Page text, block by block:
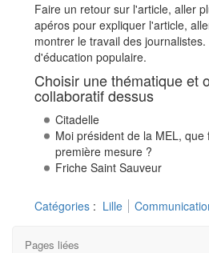
Faire un retour sur l'article, aller
apéros pour expliquer l'article,
montrer le travail des
d'éducation populaire.
Choisir une thématique et
collaboratif dessus
Citadelle
Moi président de la MEL, que
première mesure ?
Friche Saint Sauveur
Catégories : Lille
Pages liées